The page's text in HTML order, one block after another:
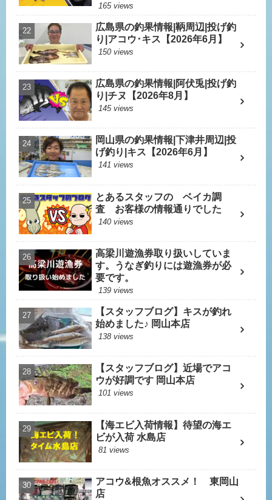
165 views
広島県の釣果情報|鞆周辺|投げ釣
り|アコウ･キス【2026年6月】
150 views
広島県の釣果情報|阿伏兎|投げ釣
り|チヌ【2026年8月】
145 views
岡山県の釣果情報|下津井周辺|投
げ釣り|キス【2026年6月】
141 views
とあるスタッフの ベイカ調
査 お客様の情報通りでした
140 views
高梁川遊漁券取り扱いしていま
す。うなぎ釣りには遊漁券が必
要です。
139 views
【スタッフブログ】キスが釣れ
始めました♪ 岡山本店
138 views
【スタッフブログ】近場でアコ
ウが好調です 岡山本店
101 views
【海エビ入荷情報】待望の海エ
ビが入荷 水島店
81 views
アコウ&根魚オススメ！ 東岡山
店